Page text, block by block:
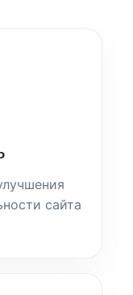
сайта